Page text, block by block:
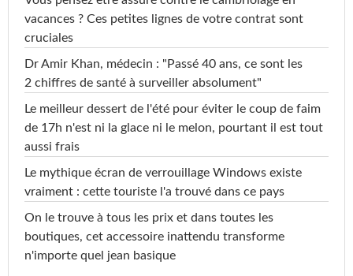
vacances ? Ces petites lignes de votre contrat sont
cruciales
Dr Amir Khan, médecin : "Passé 40 ans, ce sont les
2 chiffres de santé à surveiller absolument"
Le meilleur dessert de l'été pour éviter le coup de faim
de 17h n'est ni la glace ni le melon, pourtant il est tout
aussi frais
Le mythique écran de verrouillage Windows existe
vraiment : cette touriste l'a trouvé dans ce pays
On le trouve à tous les prix et dans toutes les
boutiques, cet accessoire inattendu transforme
n'importe quel jean basique